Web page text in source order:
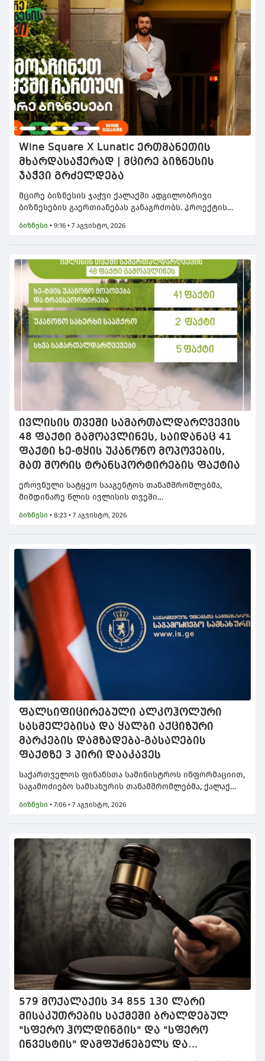
Wine Square X Lunatic ერთმანეთის
მხარდასაჭერად | მცირე ბიზნესის
ჯაჭვი გრძელდება
მცირე ბიზნესის ჯაჭვი ქალაქში ადგილობრივი
ბიზნესების გაერთიანებას განაგრძობს. პროექტის
წახალისებაა, წესები კი მარტივია: სტუმრობ ერთ
ობიექტს, სადაც გხვდება სპეციალური პოსტერი სხვა
მიემართები სხვა ადგილისკენ, სადაც ახალი
ფასდაკლება დაგხვდება და ასე იკვრება ჯაჭვი.
ბიზნესი • 9:16 • 7 აგვისტო, 2026
ივლისის თვეში სამართალდარღვევის
48 ფაქტი გამოავლინეს, საიდანაც 41
ფაქტი ხე-ტყის უკანონო მოპოვების,
მათ შორის ტრანსპორტირების ფაქტია
ეროვნული სატყეო სააგენტოს თანამშრომლებმა,
მიმდინარე წლის ივლისის თვეში
საიდანაც 41 ფაქტი ხე-ტყის უკანონო მოპოვების, მათ
შორის ტრანსპორტირების ფაქტია.
ბიზნესი • 8:23 • 7 აგვისტო, 2026
ფალსიფიცირებული ალკოჰოლური
სასმელებისა და ყალბი აქციზური
მარკების დამზადება-გასაღების
ფაქტზე 3 პირი დააკავეს
საქართველოს ფინანსთა სამინისტროს ინფორმაციით,
საგამოძიებო სამსახურის თანამშრომლებმა, ქალაქ
და ყალბი აქციზური მარკების დამზადება-გასაღების
ფაქტი გამოავლინეს. სისხლისსამართლებრივი დევნა
ბიზნესი • 7:06 • 7 აგვისტო, 2026
579 მოქალაქის 34 855 130 ლარი
მისაკუთრების საქმეში ბრალდებულ
"სფერო ჰოლდინგის" და "სფერო
ინვესტის" დამფუძნებელს და
თანამშრომელს 12 და 8 წლით